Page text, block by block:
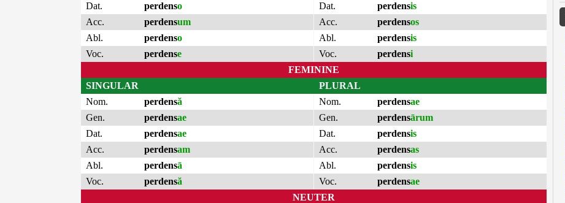
Dat.
perdenso
Acc.
perdensum
Abl.
perdenso
Voc.
perdense
Dat.
perdensis
Acc.
perdensos
Abl.
perdensis
Voc.
perdensi
FEMININE
SINGULAR
Nom.
perdensă
Gen.
perdensae
Dat.
perdensae
Acc.
perdensam
Abl.
perdensā
Voc.
perdensă
PLURAL
Nom.
perdensae
Gen.
perdensārum
Dat.
perdensis
Acc.
perdensas
Abl.
perdensis
Voc.
perdensae
NEUTER